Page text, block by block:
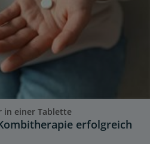
in einer Tablette
erfolgreich